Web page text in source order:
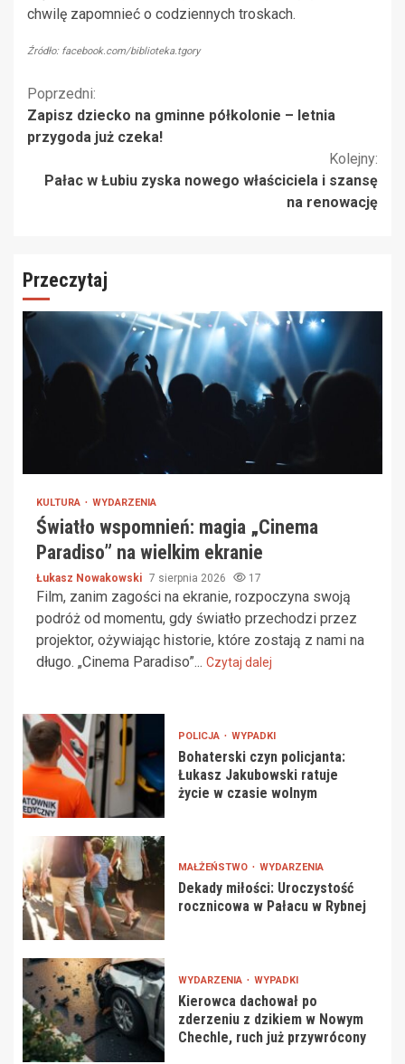
chwilę zapomnieć o codziennych troskach.
Źródło: facebook.com/biblioteka.tgory
Kontynuuj
czytanie
Poprzedni:
Zapisz dziecko na gminne półkolonie – letnia
przygoda już czeka!
Kolejny:
Pałac w Łubiu zyska nowego właściciela i szansę
na renowację
Przeczytaj
KULTURA WYDARZENIA
Światło wspomnień: magia „Cinema
Paradiso” na wielkim ekranie
Łukasz Nowakowski 7 sierpnia 2026 17
Film, zanim zagości na ekranie, rozpoczyna swoją
podróż od momentu, gdy światło przechodzi przez
projektor, ożywiając historie, które zostają z nami na
długo. „Cinema Paradiso”... Czytaj dalej
POLICJA WYPADKI
Bohaterski czyn policjanta:
Łukasz Jakubowski ratuje
życie w czasie wolnym
MAŁŻEŃSTWO WYDARZENIA
Dekady miłości: Uroczystość
rocznicowa w Pałacu w Rybnej
WYDARZENIA WYPADKI
Kierowca dachował po
zderzeniu z dzikiem w Nowym
Chechle, ruch już przywrócony